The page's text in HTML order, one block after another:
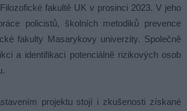
fakultě UK v prosinci 2023. V jeho
policistů, školních metodiků prevence
fakulty Masarykovy univerzity. Společně
a identifikaci potenciálně rizikových osob
projektu stojí i zkušenosti získané